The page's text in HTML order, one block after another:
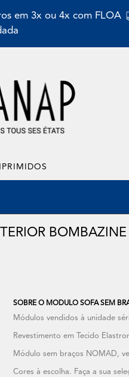
em 3x ou 4x com FLOA
SOBRE O MODULO SOFA SEM
Módulos vendidos à unidade
Revestimento em Tecido
Módulo sem braços NOMAD,
Cores à escolha. Faça a sua